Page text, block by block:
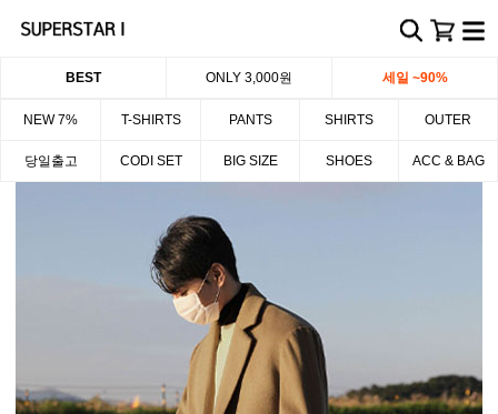
BEST ONLY 3,000원 세일 ~90%
NEW 7% T-SHIRTS PANTS SHIRTS OUTER
당일출고 CODI SET BIG SIZE SHOES ACC & BAG